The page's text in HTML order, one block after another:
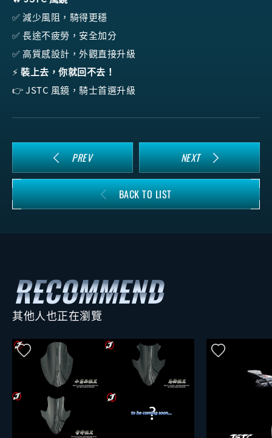
✅ 減少風阻，騎得更穩
✅ 長途不疲勞，安全加分
✅ 高質感設計，外觀直接升級
⚡ 裝上去，你就回不去！
👉 JSTC 風鏡，騎士首選升級
PREV NEXT
BACK TO LIST
其他人也正在瀏覽